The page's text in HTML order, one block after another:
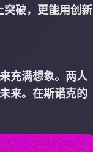
突破，更能用创新
充满想象。两人
来。在斯诺克的